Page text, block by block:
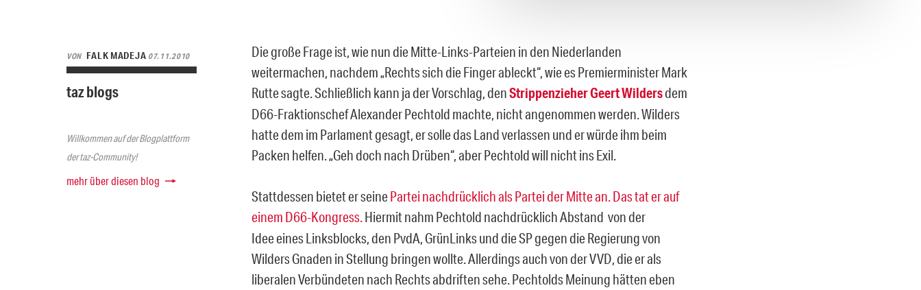
VON FALK MADEJA 07.11.2010
taz blogs
Willkommen auf der Blogplattform
der taz-Community!
mehr über diesen blog
Die große Frage ist, wie nun die Mitte-Links-Parteien in den Niederlanden
weitermachen, nachdem „Rechts sich die Finger ableckt“, wie es Premierminister Mark
Rutte sagte. Schließlich kann ja der Vorschlag, denStrippenzieher Geert Wildersdem
D66-Fraktionschef Alexander Pechtold machte, nicht angenommen werden. Wilders
hatte dem im Parlament gesagt, er solle das Land verlassen und er würde ihm beim
Packen helfen. „Geh doch nach Drüben“, aber Pechtold will nicht ins Exil.
Stattdessen bietet er seinePartei nachdrücklich als Partei der Mitte an. Das tat er auf
einem D66-Kongress.Hiermit nahm Pechtold nachdrücklich Abstand von der
Idee eines Linksblocks, den PvdA, GrünLinks und die SP gegen die Regierung von
Wilders Gnaden in Stellung bringen wollte. Allerdings auch von der VVD, die er als
liberalen Verbündeten nach Rechts abdriften sehe. Pechtolds Meinung hätten eben